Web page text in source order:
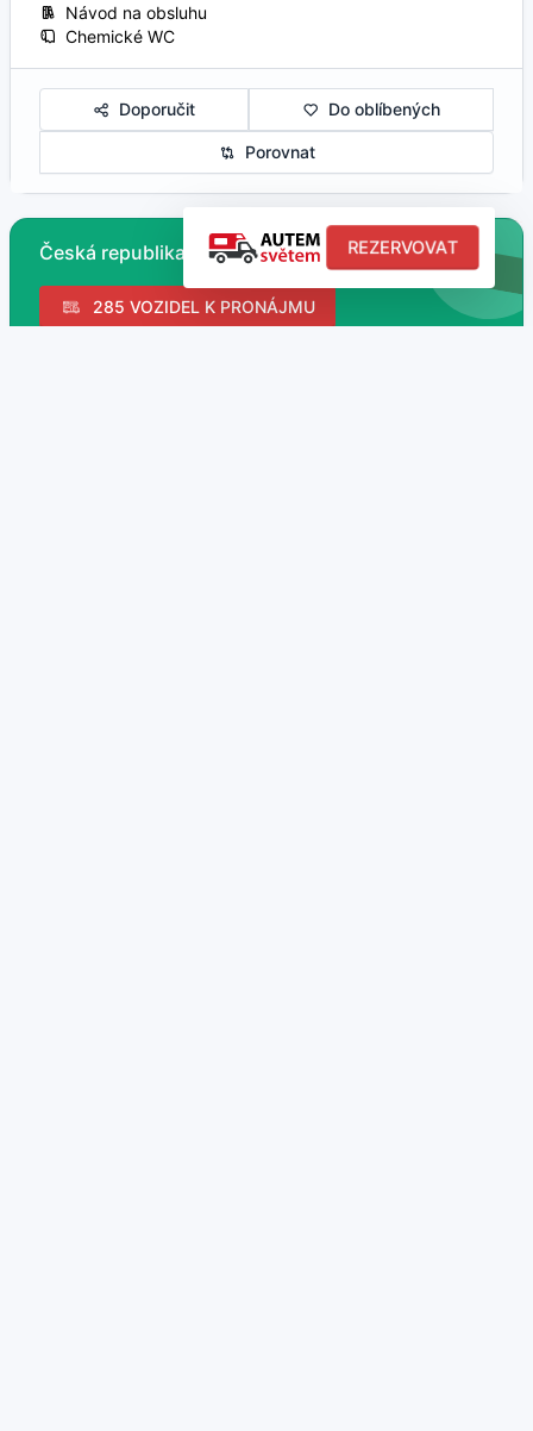
Návod na obsluhu
Chemické WC
Doporučit Do oblíbených
Porovnat
Česká republika
285 VOZIDEL K PRONÁJMU
REZERVOVAT